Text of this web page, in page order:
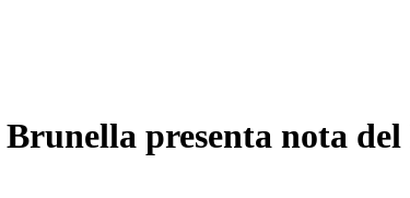
Brunella presenta nota